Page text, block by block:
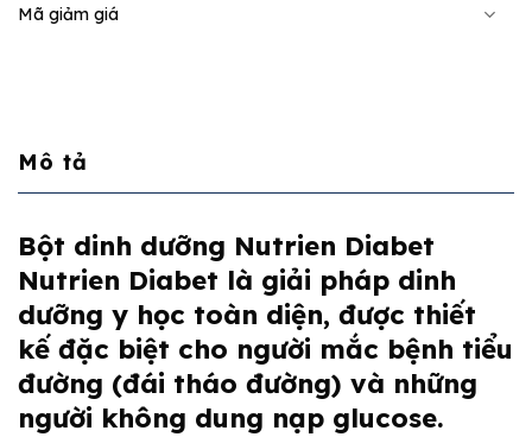
Mã giảm giá
Mô tả
Bột dinh dưỡng Nutrien Diabet
Nutrien Diabet là giải pháp dinh
dưỡng y học toàn diện, được thiết
kế đặc biệt cho người mắc bệnh tiểu
đường (đái tháo đường) và những
người không dung nạp glucose.